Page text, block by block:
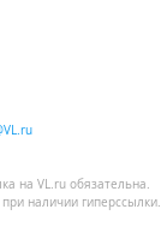
на VL.ru обязательна.
наличии гиперссылки.